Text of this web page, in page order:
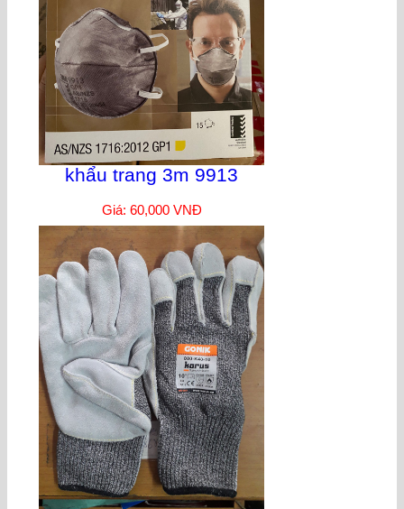
khẩu trang 3m 9913
Giá: 60,000 VNĐ